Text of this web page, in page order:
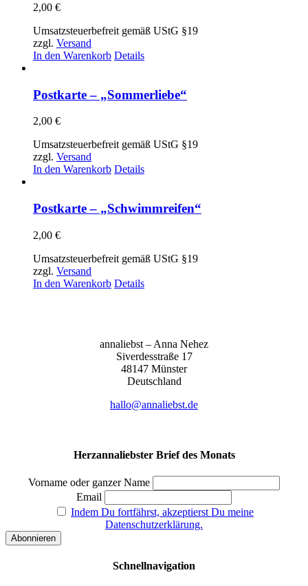
2,00 €
Umsatzsteuerbefreit gemäß UStG §19
zzgl. Versand
In den Warenkorb Details
Postkarte – „Sommerliebe“
2,00 €
Umsatzsteuerbefreit gemäß UStG §19
zzgl. Versand
In den Warenkorb Details
Postkarte – „Schwimmreifen“
2,00 €
Umsatzsteuerbefreit gemäß UStG §19
zzgl. Versand
In den Warenkorb Details
anna­liebst – Anna Nehez
Sive­r­des­stra­ße 17
48147 Müns­ter
Deutsch­land
hallo@annaliebst.de
Herzannaliebster Brief des Monats
Vorname oder ganzer Name
Email
Indem Du fortfährst, akzeptierst Du meine
Datenschutzerklärung.
Schnellnavigation